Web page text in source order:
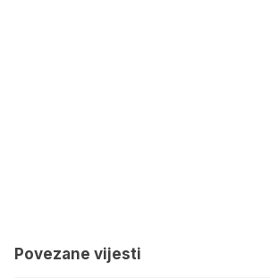
Povezane vijesti